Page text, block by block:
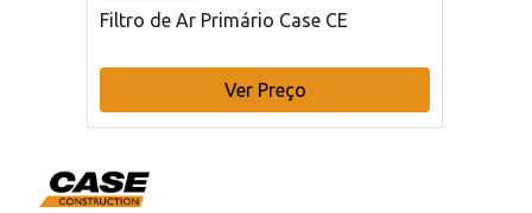
Filtro de Ar Primário Case CE
Ver Preço